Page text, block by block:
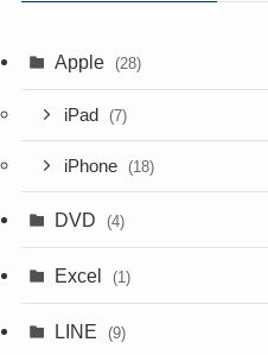
Apple (28)
iPad (7)
iPhone (18)
DVD (4)
Excel (1)
LINE (9)